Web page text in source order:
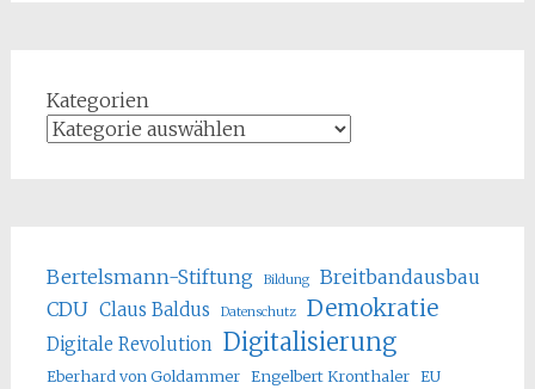
Kategorien
Bertelsmann-Stiftung Bildung
Breitbandausbau
CDU Claus Baldus Datenschutz Demokratie
Digitale Revolution Digitalisierung
Eberhard von Goldammer Engelbert Kronthaler EU